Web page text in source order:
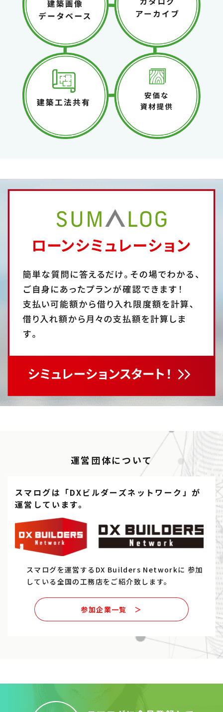
運営団体について
スマログは「DXビルダーズネットワーク」が
運営しています。
スマログを運営するDX Builders Networkに 参加
している全国の工務店をご紹介致します。
参加企業一覧 ＞